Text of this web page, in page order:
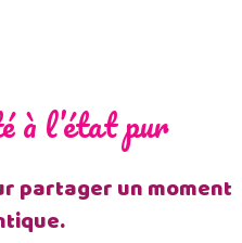
à l’état pur
partager un moment